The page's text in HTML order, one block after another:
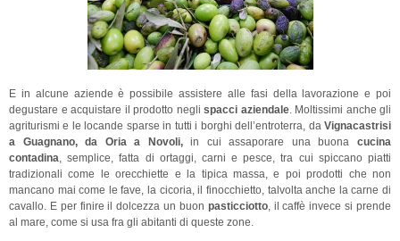
E in alcune aziende è possibile assistere alle fasi della lavorazione e poi
degustare e acquistare il prodotto negli spacci aziendale. Moltissimi anche gli
agriturismi e le locande sparse in tutti i borghi dell’entroterra, da Vignacastrisi
a Guagnano, da Oria a Novoli,in cui assaporare una buonacucina
contadina, semplice, fatta di ortaggi, carni e pesce, tra cui spiccano piatti
tradizionali come le orecchiette e la tipica massa, e poi prodotti che non
mancano mai come le fave, la cicoria, il finocchietto, talvolta anche la carne di
cavallo. E per finire il dolcezza un buon pasticciotto, il caffè invece si prende
al mare, come si usa fra gli abitanti di queste zone.